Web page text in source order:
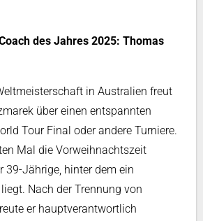
des Jahres 2025: Thomas
in Australien freut
über einen entspannten
Tour Final oder andere Turniere.
Mal die Vorweihnachtszeit
39-Jährige, hinter dem ein
Nach der Trennung von
er hauptverantwortlich